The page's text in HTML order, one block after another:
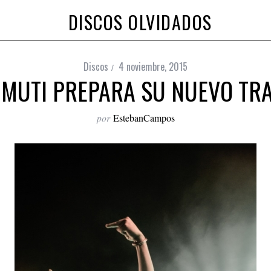
DISCOS OLVIDADOS
Discos 4 noviembre, 2015
PREPARA SU NUEVO
por EstebanCampos